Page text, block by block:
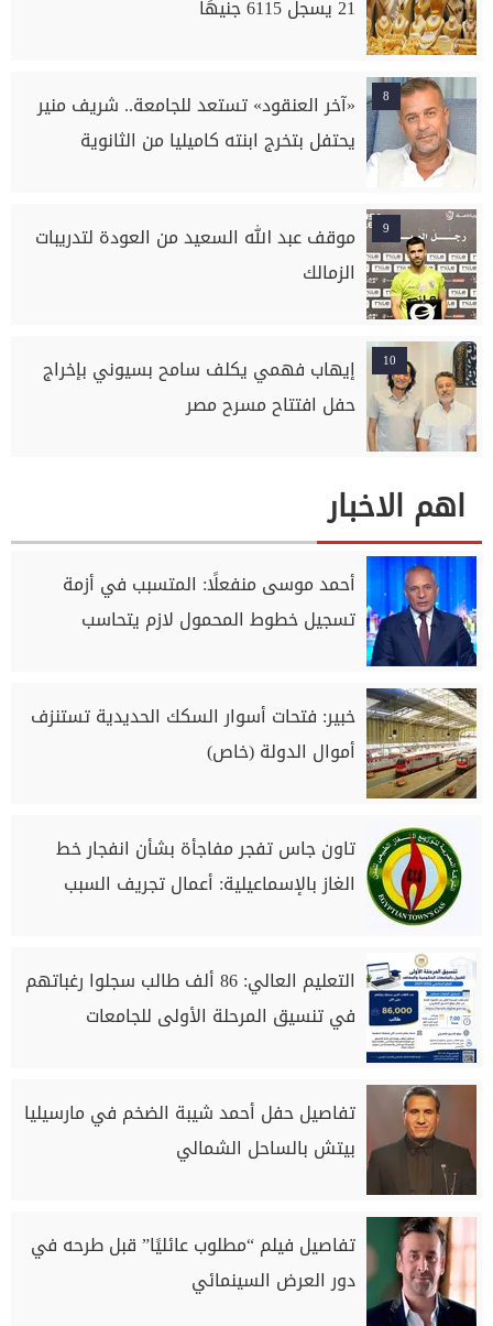
21 يسجل 6115 جنيهًا
8
«آخر العنقود» تستعد للجامعة.. شريف منير
يحتفل بتخرج ابنته كاميليا من الثانوية
9
موقف عبد الله السعيد من العودة لتدريبات
الزمالك
10
إيهاب فهمي يكلف سامح بسيوني بإخراج
حفل افتتاح مسرح مصر
اهم الاخبار
أحمد موسى منفعلًا: المتسبب في أزمة
تسجيل خطوط المحمول لازم يتحاسب
خبير: فتحات أسوار السكك الحديدية تستنزف
أموال الدولة (خاص)
تاون جاس تفجر مفاجأة بشأن انفجار خط
الغاز بالإسماعيلية: أعمال تجريف السبب
التعليم العالي: 86 ألف طالب سجلوا رغباتهم
في تنسيق المرحلة الأولى للجامعات
تفاصيل حفل أحمد شيبة الضخم في مارسيليا
بيتش بالساحل الشمالي
تفاصيل فيلم “مطلوب عائليًا” قبل طرحه في
دور العرض السينمائي